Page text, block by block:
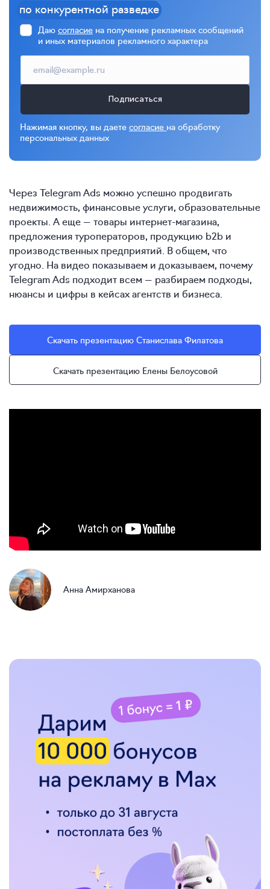
по конкурентной разведке
Даю согласие на получение рекламных сообщений
и иных материалов рекламного характера
Подписаться
Нажимая кнопку, вы даете согласие на обработку
персональных данных
Через Telegram Ads можно успешно продвигать
недвижимость, финансовые услуги, образовательные
проекты. А еще — товары интернет-магазина,
предложения туроператоров, продукцию b2b и
производственных предприятий. В общем, что
угодно. На видео показываем и доказываем, почему
Telegram Ads подходит всем — разбираем подходы,
нюансы и цифры в кейсах агентств и бизнеса.
Скачать презентацию Станислава Филатова
Скачать презентацию Елены Белоусовой
Анна Амирханова